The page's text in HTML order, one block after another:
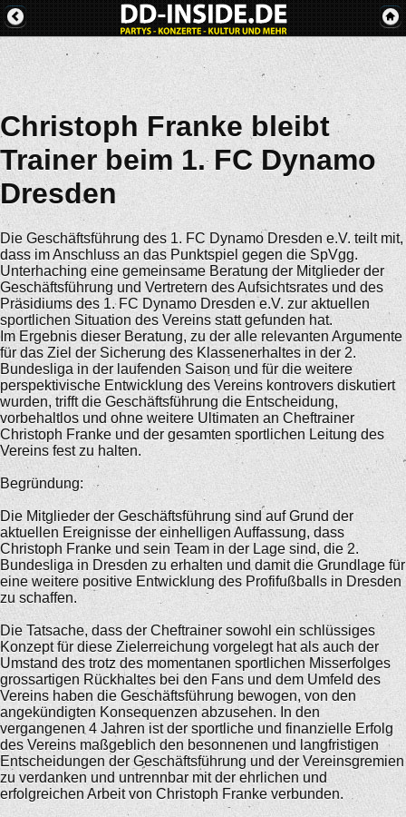
Christoph Franke bleibt
Trainer beim 1. FC Dynamo
Dresden
Die Geschäftsführung des 1. FC Dynamo Dresden e.V. teilt mit,
dass im Anschluss an das Punktspiel gegen die SpVgg.
Unterhaching eine gemeinsame Beratung der Mitglieder der
Geschäftsführung und Vertretern des Aufsichtsrates und des
Präsidiums des 1. FC Dynamo Dresden e.V. zur aktuellen
sportlichen Situation des Vereins statt gefunden hat.
Im Ergebnis dieser Beratung, zu der alle relevanten Argumente
für das Ziel der Sicherung des Klassenerhaltes in der 2.
Bundesliga in der laufenden Saison und für die weitere
perspektivische Entwicklung des Vereins kontrovers diskutiert
wurden, trifft die Geschäftsführung die Entscheidung,
vorbehaltlos und ohne weitere Ultimaten an Cheftrainer
Christoph Franke und der gesamten sportlichen Leitung des
Vereins fest zu halten.
Begründung:
Die Mitglieder der Geschäftsführung sind auf Grund der
aktuellen Ereignisse der einhelligen Auffassung, dass
Christoph Franke und sein Team in der Lage sind, die 2.
Bundesliga in Dresden zu erhalten und damit die Grundlage für
eine weitere positive Entwicklung des Profifußballs in Dresden
zu schaffen.
Die Tatsache, dass der Cheftrainer sowohl ein schlüssiges
Konzept für diese Zielerreichung vorgelegt hat als auch der
Umstand des trotz des momentanen sportlichen Misserfolges
grossartigen Rückhaltes bei den Fans und dem Umfeld des
Vereins haben die Geschäftsführung bewogen, von den
angekündigten Konsequenzen abzusehen. In den
vergangenen 4 Jahren ist der sportliche und finanzielle Erfolg
des Vereins maßgeblich den besonnenen und langfristigen
Entscheidungen der Geschäftsführung und der Vereinsgremien
zu verdanken und untrennbar mit der ehrlichen und
erfolgreichen Arbeit von Christoph Franke verbunden.